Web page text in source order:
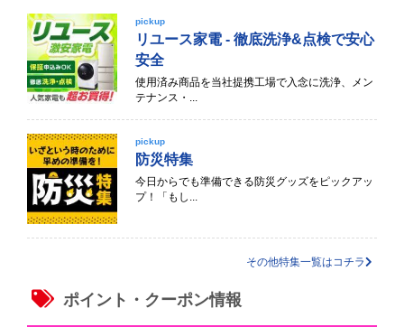
pickup
リユース家電 - 徹底洗浄&点検で安心
安全
使用済み商品を当社提携工場で入念に洗浄、メン
テナンス・...
pickup
防災特集
今日からでも準備できる防災グッズをピックアッ
プ！「もし...
その他特集一覧はコチラ
ポイント・クーポン情報